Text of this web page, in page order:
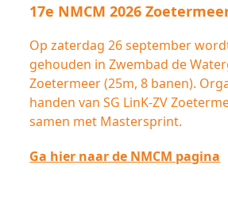
17e NMCM 2026
Op zaterdag 26 september
gehouden in Zwembad de
Zoetermeer (25m, 8 banen).
handen van SG LinK-ZV
samen met Mastersprint.
Ga hier naar de NMCM pagina